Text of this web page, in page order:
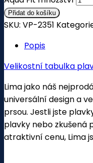
Přidat do košíku
SKU: VP-2351
Popis
Velikostní tabulka
Lima jako náš
universální design a
prsou. Jestli jste
plavky nebo zkušená
atraktivní cenu, Lima